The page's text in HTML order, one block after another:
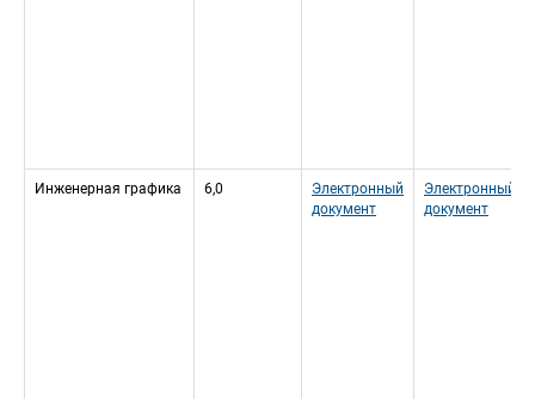
Инженерная графика 6,0
Электронный
документ
Электронный
документ